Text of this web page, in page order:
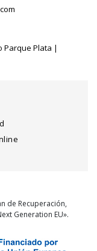
Parque Plata |
de Recuperación,
Generation EU».